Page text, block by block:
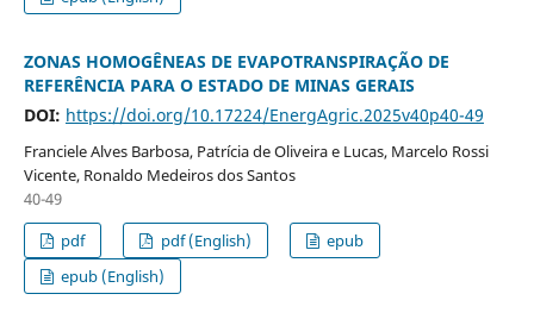
ZONAS HOMOGÊNEAS DE EVAPOTRANSPIRAÇÃO DE
REFERÊNCIA PARA O ESTADO DE MINAS GERAIS
DOI: https://doi.org/10.17224/EnergAgric.2025v40p40-49
Franciele Alves Barbosa, Patrícia de Oliveira e Lucas, Marcelo Rossi
Vicente, Ronaldo Medeiros dos Santos
40-49
pdf
pdf (English)
epub
epub (English)